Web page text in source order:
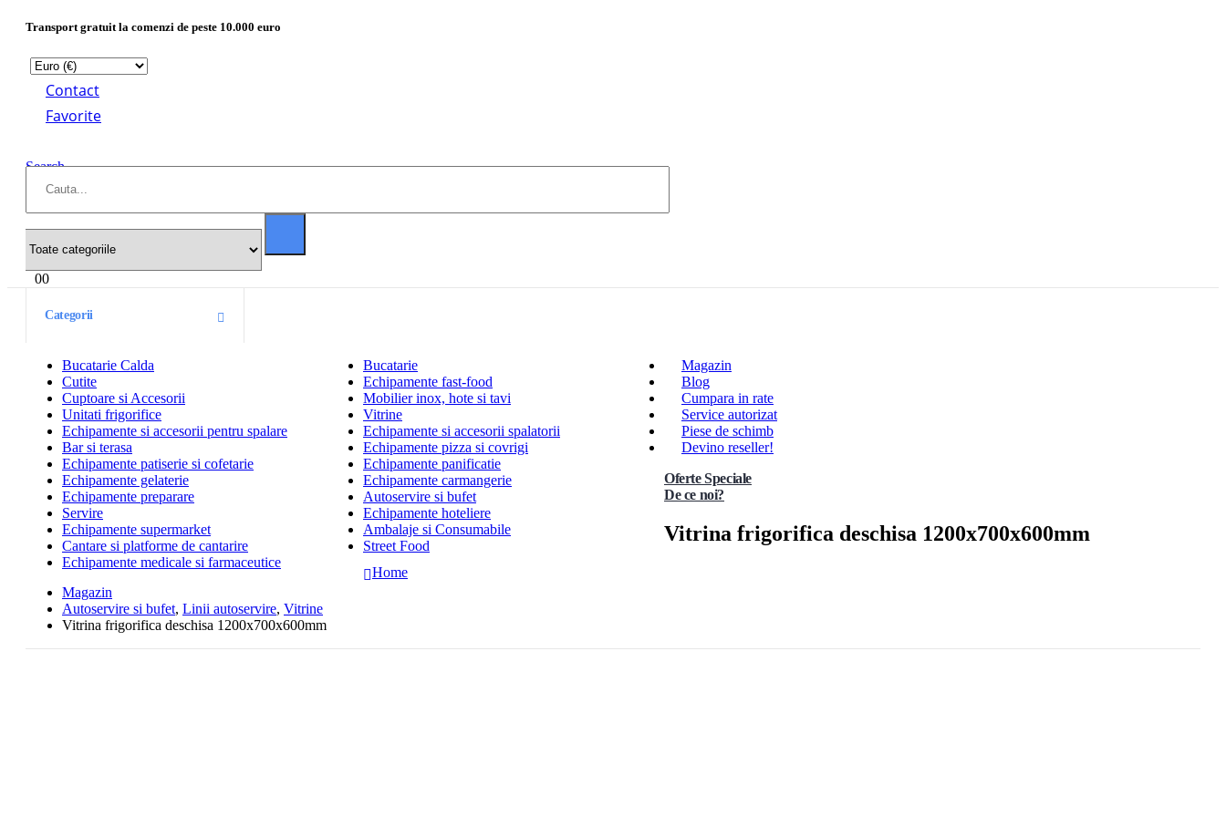
Transport gratuit la comenzi de peste 10.000 euro
Contact
Favorite
Search
00
Categorii
Bucatarie Calda
Bucatarie
Cutite
Echipamente fast-food
Cuptoare si Accesorii
Mobilier inox, hote si tavi
Unitati frigorifice
Vitrine
Echipamente si accesorii pentru spalare
Echipamente si accesorii spalatorii
Bar si terasa
Echipamente pizza si covrigi
Echipamente patiserie si cofetarie
Echipamente panificatie
Echipamente gelaterie
Echipamente carmangerie
Echipamente preparare
Autoservire si bufet
Servire
Echipamente hoteliere
Echipamente supermarket
Ambalaje si Consumabile
Cantare si platforme de cantarire
Street Food
Echipamente medicale si farmaceutice
Magazin
Blog
Cumpara in rate
Service autorizat
Piese de schimb
Devino reseller!
Oferte Speciale
De ce noi?
Vitrina frigorifica deschisa 1200x700x600mm
Home
Magazin
Autoservire si bufet, Linii autoservire, Vitrine
Vitrina frigorifica deschisa 1200x700x600mm